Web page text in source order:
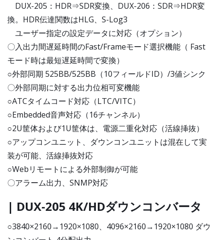
DUX-205：HDR⇒SDR変換、DUX-206：SDR⇒HDR変
換。HDR伝達関数はHLG、S-Log3
ユーザー指定の設定データに対応（オプション）
〇入出力間遅延時間のFast/Frameモード選択機能（ Fast
モード時は最短遅延時間で変換）
○外部同期 525BB/525BB（10フィールドID）/3値シンク
〇外部同期に対する出力位相可変機能
○ATCタイムコード対応（LTC/VITC）
○Embedded音声対応（16チャンネル）
○2U筐体および1U筐体は、電源二重化対応（活線挿抜）
○アップコンユニット、ダウンコンユニットは混在して実
装が可能、活線挿抜対応
○Webリモートによる外部制御が可能
〇アラーム出力、SNMP対応
| DUX-205 4K/HDダウンコンバータ
○3840×2160→1920×1080、4096×2160→1920×1080 ダウ